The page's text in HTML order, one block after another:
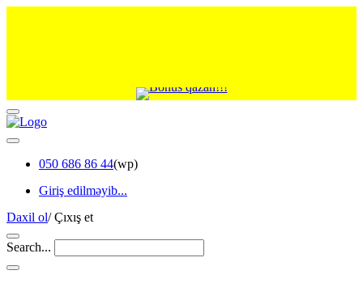
050 686 86 44(wp)
Giriş edilməyib...
Daxil ol/Çıxış et
Search...